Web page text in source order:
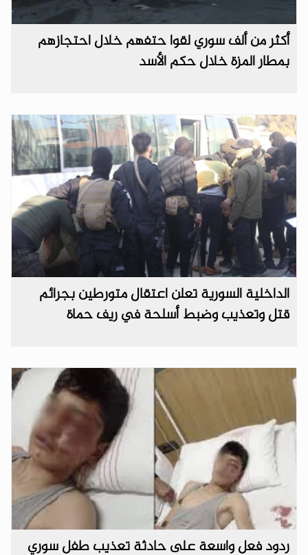
أكثر من ألف سوري لقوا حتفهم خلال احتجازهم
بمطار المزة خلال حكم الأسد
الداخلية السورية تعلن اعتقال متورطين بجرائم
قتل وتعذيب وضبط أسلحة في ريف حماة
ردود فعل واسعة على حادثة تعذيب طفل سوري